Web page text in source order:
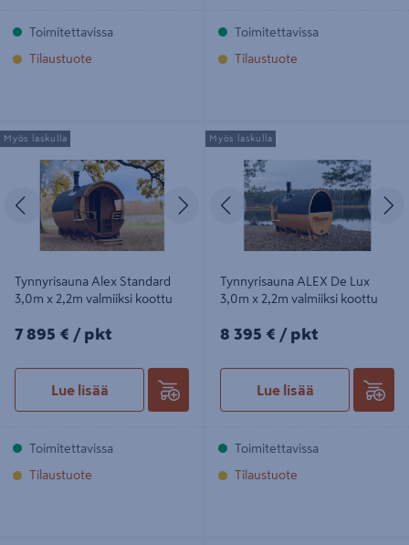
Toimitettavissa
Tilaustuote
Toimitettavissa
Tilaustuote
Tynnyrisauna Alex Standard 3,0m x
2,2m valmiiksi koottu
Edellinen Seuraava
Tynnyrisauna Alex Standard
3,0m x 2,2m valmiiksi koottu
7895€/pkt
7 895 € / pkt
Lue lisää
Myös laskulla
Toimitettavissa
Tilaustuote
Tynnyrisauna ALEX De Lux 3,0m x
2,2m valmiiksi koottu
Edellinen
Tynnyrisauna ALEX De Lux
3,0m x 2,2m valmiiksi koottu
8395€/pkt
8 395 € / pkt
Lue lisää
Myös laskulla
Toimitettavissa
Tilaustuote